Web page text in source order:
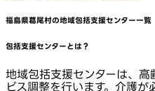
福島県葛尾村の地域包括支援センター一覧
包括支援センターとは？
地域包括支援センターは、高
ビス調整を行います。介護